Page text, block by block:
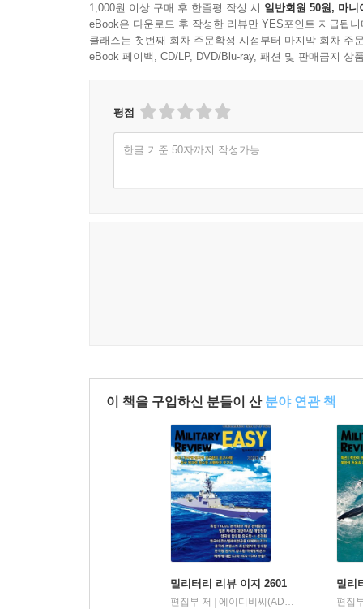
1,000원 이상 구매 후 한줄평 작성 시 일반회원 50원, 마니
eBook은 다운로드 후 작성한 리뷰만 YES포인트 지급됩니
클래스는 첫번째 회차 주문확정 시점부터 마지막 회차 주
eBook 페이백, CD/LP, DVD/Blu-ray, 패션 및 판매금지 상
평점
한글 기준 50자까지 작성가능
이 책을 구입하신 분들이 산 분야 연관 책
밀리터리 리뷰 이지 2601
편집부 저 | 에이디비씨(ADBC)
밀리
편집